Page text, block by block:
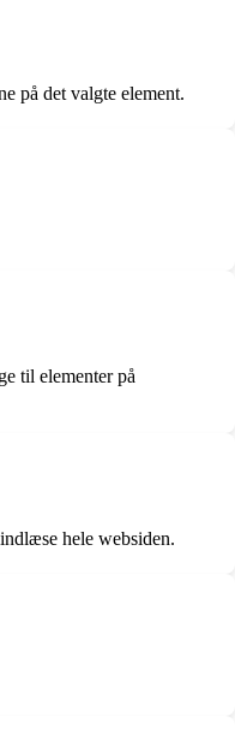
på det valgte element.
til elementer på
hele websiden.